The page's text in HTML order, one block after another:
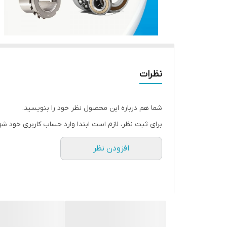
نظرات
شما هم درباره این محصول نظر خود را بنویسید.
برای ثبت نظر، لازم است ابتدا وارد حساب کاربری خود
افزودن نظر